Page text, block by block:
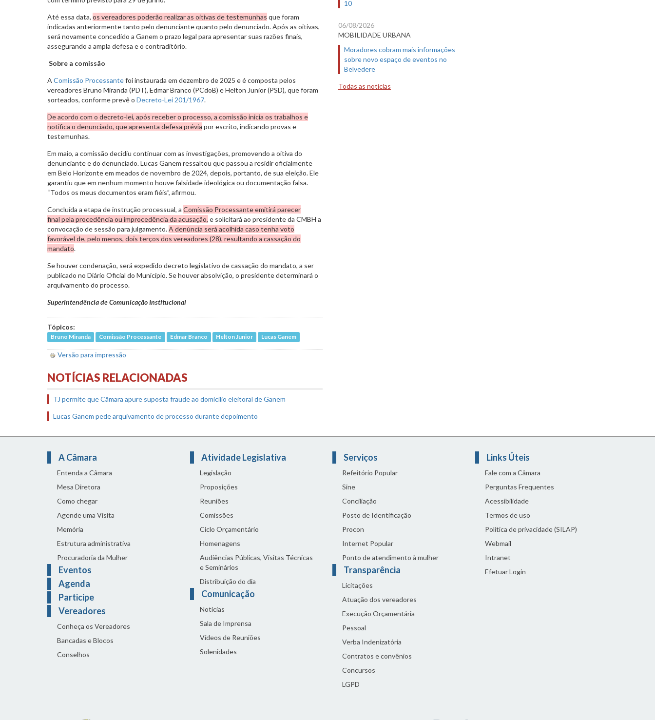
Até essa data, os vereadores poderão realizar as oitivas de testemunhas que foram
indicadas anteriormente tanto pelo denunciante quanto pelo denunciado. Após as oitivas,
será novamente concedido a Ganem o prazo legal para apresentar suas razões finais,
assegurando a ampla defesa e o contraditório.
Sobre a comissão
A Comissão Processantefoi instaurada em dezembro de 2025 e é composta pelos
vereadores Bruno Miranda (PDT), Edmar Branco (PCdoB) e Helton Junior (PSD), que foram
sorteados, conforme prevê o Decreto-Lei 201/1967.
De acordo com o decreto-lei, após receber o processo, a comissão inicia os trabalhos e
notifica o denunciado, que apresenta defesa prévia por escrito, indicando provas e
testemunhas.
Em maio, a comissão decidiu continuar com as investigações, promovendo a oitiva do
denunciante e do denunciado. Lucas Ganem ressaltou que passou a residir oficialmente
em Belo Horizonte em meados de novembro de 2024, depois, portanto, de sua eleição. Ele
garantiu que em nenhum momento houve falsidade ideológica ou documentação falsa.
“Todos os meus documentos eram fiéis”, afirmou.
Concluída a etapa de instrução processual, a Comissão Processante emitirá parecer
final pela procedência ou improcedência da acusação, e solicitará ao presidente da CMBH a
convocação de sessão para julgamento.A denúncia será acolhida caso tenha voto
favorável de, pelo menos, dois terços dos vereadores (28), resultando a cassação do
mandato.
Se houver condenação, será expedido decreto legislativo de cassação do mandato, a ser
publicado no Diário Oficial do Município. Se houver absolvição, o presidente determinará o
arquivamento do processo.
Superintendência de Comunicação Institucional
Tópicos:
Bruno Miranda Comissão Processante Edmar Branco Helton Junior Lucas Ganem
Versão para impressão
NOTÍCIAS RELACIONADAS
TJ permite que Câmara apure suposta fraude ao domicílio eleitoral de Ganem
Lucas Ganem pede arquivamento de processo durante depoimento
10
06/08/2026
MOBILIDADE URBANA
Moradores cobram mais informações
sobre novo espaço de eventos no
Belvedere
Todas as notícias
A Câmara
Entenda a Câmara
Mesa Diretora
Como chegar
Agende uma Visita
Memória
Estrutura administrativa
Procuradoria da Mulher
Eventos
Agenda
Participe
Vereadores
Conheça os Vereadores
Bancadas e Blocos
Conselhos
Atividade Legislativa
Legislação
Proposições
Reuniões
Comissões
Ciclo Orçamentário
Homenagens
Audiências Públicas, Visitas Técnicas
e Seminários
Distribuição do dia
Comunicação
Notícias
Sala de Imprensa
Vídeos de Reuniões
Solenidades
Serviços
Refeitório Popular
Sine
Conciliação
Posto de Identificação
Procon
Internet Popular
Ponto de atendimento à mulher
Transparência
Licitações
Atuação dos vereadores
Execução Orçamentária
Pessoal
Verba Indenizatória
Contratos e convênios
Concursos
LGPD
Links Úteis
Fale com a Câmara
Perguntas Frequentes
Acessibilidade
Termos de uso
Política de privacidade (SILAP)
Webmail
Intranet
Efetuar Login